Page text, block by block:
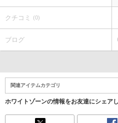
クチコミ (0)
ブログ
関連アイテムカテゴリ
ホワイトゾーンの情報をお友達にシェア